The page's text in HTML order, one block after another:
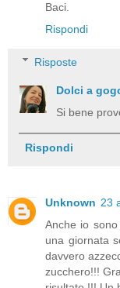
Baci.
Rispondi
Risposte
Dolci a
Si bene
Rispondi
Unknown 23
Anche io
una giornata
davvero
zucchero!!!